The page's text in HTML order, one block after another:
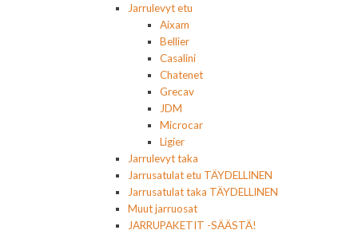
Jarrulevyt etu
Aixam
Bellier
Casalini
Chatenet
Grecav
JDM
Microcar
Ligier
Jarrulevyt taka
Jarrusatulat etu TÄYDELLINEN
Jarrusatulat taka TÄYDELLINEN
Muut jarruosat
JARRUPAKETIT -SÄÄSTÄ!